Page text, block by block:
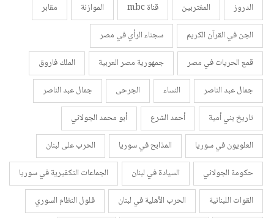
الدروز
المغتربين قناة mbc الموازنة
مقابر
الجن في القرآن الكريم
سجناء الرأي في مصر
قمع الحريات في مصر
جمهورية مصر العربية
الملك فاروق
جمال عبد الناصر
النساء الجرحى
جمال عبد الناصر
تاريخ بني أمية
أحمد الشرع
أبو محمد الجولاني
العلويون في سوريا
المذابح في سوريا
الحرب على لبنان
حكومة الجولاني
السيادة في لبنان
الجماعات التكفيرية في سوريا
القوات اللبنانية
الحرب الأهلية في لبنان
فلول النظام السوري